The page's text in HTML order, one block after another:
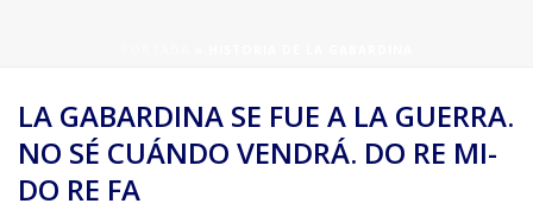
LA GABARDINA SE FUE A LA GUERRA.
NO SÉ CUÁNDO VENDRÁ. DO RE MI-
DO RE FA